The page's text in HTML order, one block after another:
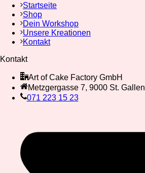
Startseite
Shop
Dein Workshop
Unsere Kreationen
Kontakt
Kontakt
Art of Cake Factory GmbH
Metzgergasse 7, 9000 St. Gallen
071 223 15 23